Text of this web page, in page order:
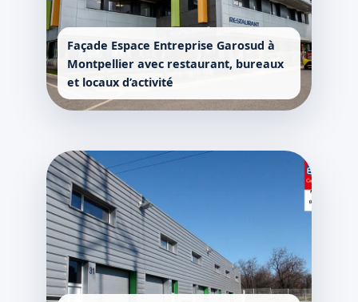
Façade Espace Entreprise Garosud à
Montpellier avec restaurant, bureaux
et locaux d’activité